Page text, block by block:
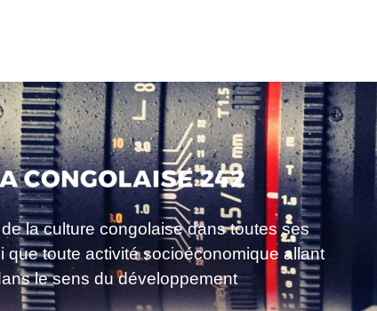
la culture congolaise dans toutes ses
que toute activité socioéconomique allant
le sens du développement